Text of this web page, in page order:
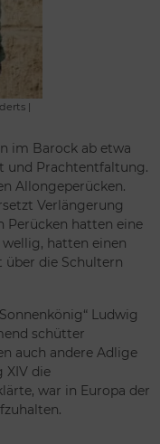
|
im Barock ab etwa
und Prachtentfaltung.
Allongeperücken.
Verlängerung
Perücken hatten eine
hatten einen
die Schultern
Ludwig
schütter
auch andere Adlige
XIV die
war in Europa der